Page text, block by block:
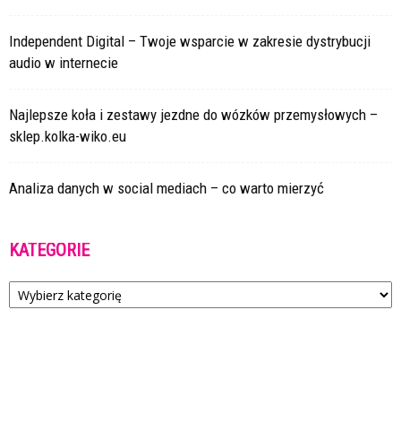
Independent Digital – Twoje wsparcie w zakresie dystrybucji
audio w internecie
Najlepsze koła i zestawy jezdne do wózków przemysłowych –
sklep.kolka-wiko.eu
Analiza danych w social mediach – co warto mierzyć
KATEGORIE
Kategorie